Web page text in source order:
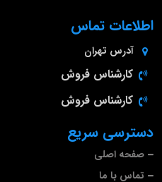
دسترسی سریع
صفحه اصلی
تماس با ما
اطلاعات تماس
آدرس تهران
کارشناس فروش
کارشناس فروش